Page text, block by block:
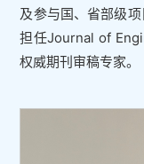
及参与国、省部级
担任Journal of
权威期刊审稿专家。